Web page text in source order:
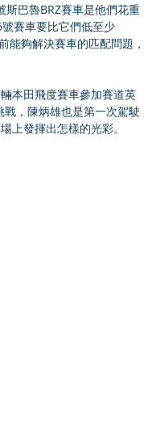
巴魯BRZ賽車是他們花重
賽車要比它們低至少
能夠解決賽車的匹配問題，
本田飛度賽車參加賽道英
，陳炳雄也是第一次駕駛
上發揮出怎樣的光彩。